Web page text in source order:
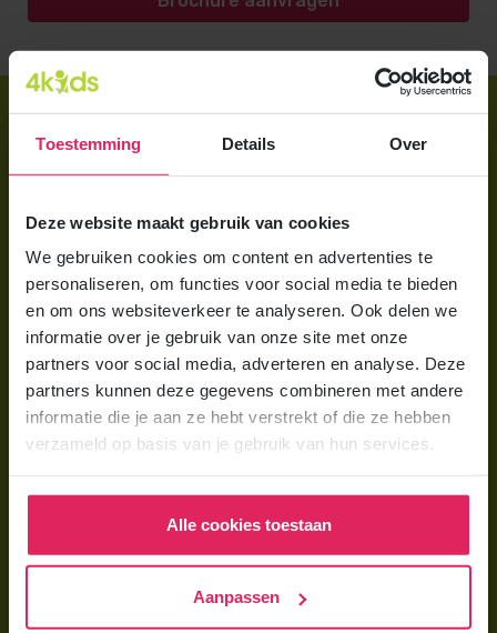
Toestemming Details Over
Deze website maakt gebruik van cookies
We gebruiken cookies om content en advertenties te
personaliseren, om functies voor social media te bieden
en om ons websiteverkeer te analyseren. Ook delen we
informatie over je gebruik van onze site met onze
partners voor social media, adverteren en analyse. Deze
partners kunnen deze gegevens combineren met andere
informatie die je aan ze hebt verstrekt of die ze hebben
verzameld op basis van je gebruik van hun services.
Alle cookies toestaan
Aanpassen
Direct regelen
Aanmelden bij 4Kids
Voor ouders
Wat is gastouderopvang?
Wat kost een gastouder?
Hoe vind ik een gastouder?
Voor gastouders
Gastouder worden bij 4Kids
Hoe vind ik gastkinderen?